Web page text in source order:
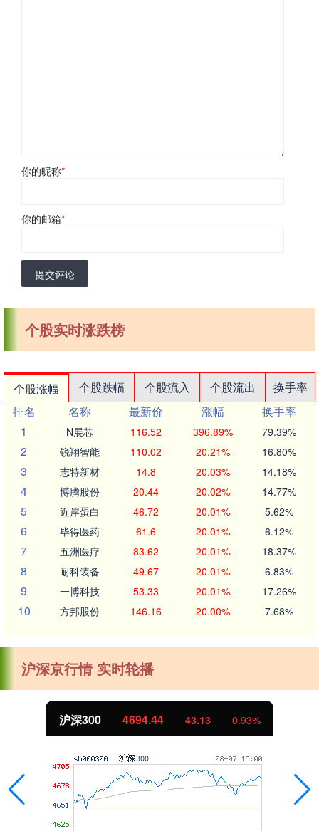
你的昵称*
你的邮箱*
提交评论
个股实时涨跌榜
个股涨幅 个股跌幅 个股流入 个股流出
换手率
排名
名称 最新价 涨幅
换手率
1
N展芯 116.52 396.89% 79.39%
2 锐翔智能 110.02 20.21% 16.80%
3 志特新材 14.8 20.03% 14.18%
4 博腾股份 20.44 20.02% 14.77%
5 近岸蛋白 46.72 20.01% 5.62%
6 毕得医药 61.6 20.01% 6.12%
7 五洲医疗 83.62 20.01% 18.37%
8 耐科装备 49.67 20.01% 6.83%
9 一博科技 53.33 20.01% 17.26%
10 方邦股份 146.16 20.00% 7.68%
沪深京行情 实时轮播
沪深300 4694.44 43.13 0.93%